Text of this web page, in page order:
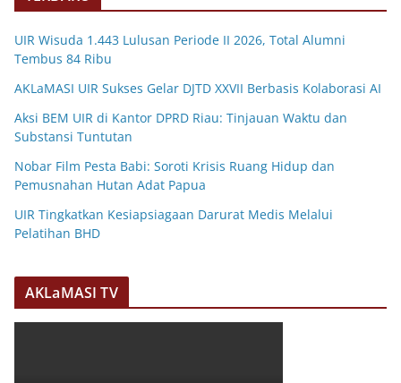
UIR Wisuda 1.443 Lulusan Periode II 2026, Total Alumni
Tembus 84 Ribu
AKLaMASI UIR Sukses Gelar DJTD XXVII Berbasis Kolaborasi AI
Aksi BEM UIR di Kantor DPRD Riau: Tinjauan Waktu dan
Substansi Tuntutan
Nobar Film Pesta Babi: Soroti Krisis Ruang Hidup dan
Pemusnahan Hutan Adat Papua
UIR Tingkatkan Kesiapsiagaan Darurat Medis Melalui
Pelatihan BHD
AKLaMASI TV